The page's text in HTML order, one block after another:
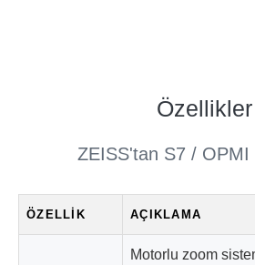
Özellikler
ZEISS'tan S7 / OPMI
ÖZELLIK AÇIKLAMA
Motorlu zoom